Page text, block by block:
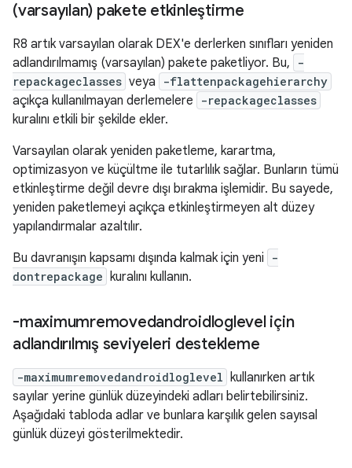
(varsayılan) pakete etkinleştirme
R8 artık varsayılan olarak DEX'e derlerken sınıfları yeniden
adlandırılmamış (varsayılan) pakete paketliyor. Bu,
-
repackageclasses veya -flattenpackagehierarchy
açıkça kullanılmayan derlemelere -repackageclasses
kuralını etkili bir şekilde ekler.
Varsayılan olarak yeniden paketleme, karartma,
optimizasyon ve küçültme ile tutarlılık sağlar. Bunların tümü
etkinleştirme değil devre dışı bırakma işlemidir. Bu sayede,
yeniden paketlemeyi açıkça etkinleştirmeyen alt düzey
yapılandırmalar azaltılır.
Bu davranışın kapsamı dışında kalmak için yeni
-
dontrepackage kuralını kullanın.
-maximumremovedandroidloglevel için
adlandırılmış seviyeleri destekleme
-maximumremovedandroidloglevel kullanırken artık
sayılar yerine günlük düzeyindeki adları belirtebilirsiniz.
Aşağıdaki tabloda adlar ve bunlara karşılık gelen sayısal
günlük düzeyi gösterilmektedir.